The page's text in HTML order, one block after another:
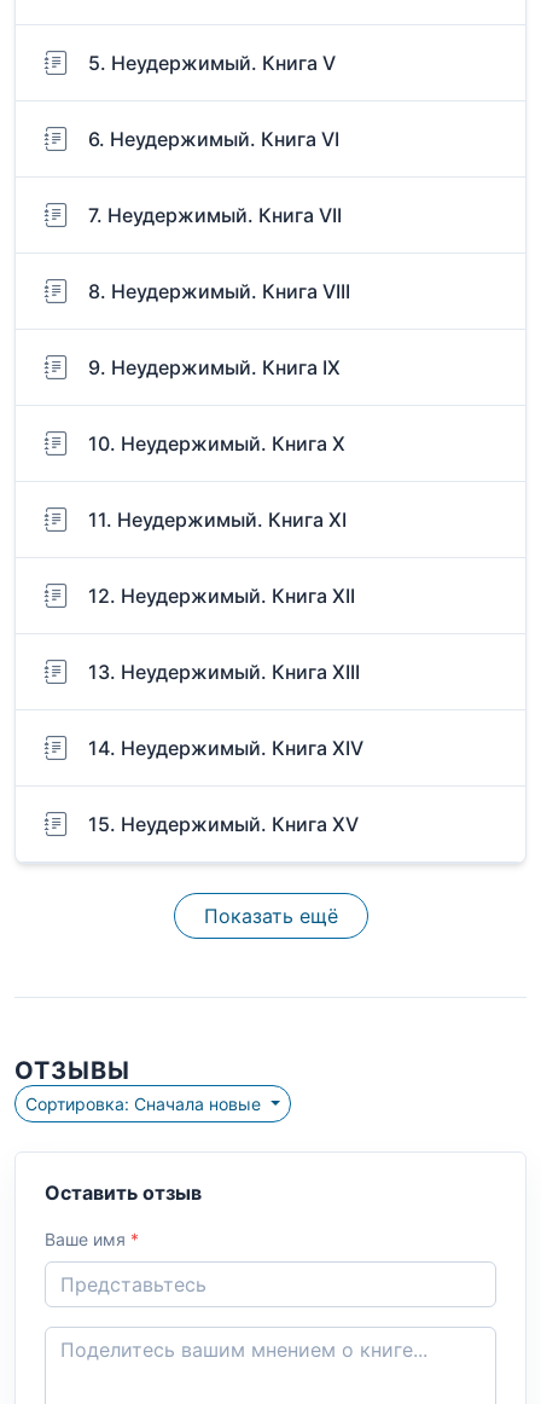
5. Неудержимый. Книга V
6. Неудержимый. Книга VI
7. Неудержимый. Книга VII
8. Неудержимый. Книга VIII
9. Неудержимый. Книга IX
10. Неудержимый. Книга X
11. Неудержимый. Книга XI
12. Неудержимый. Книга XII
13. Неудержимый. Книга XIII
14. Неудержимый. Книга XIV
15. Неудержимый. Книга XV
Показать ещё
ОТЗЫВЫ
Сортировка: Сначала новые
Оставить отзыв
Ваше имя *